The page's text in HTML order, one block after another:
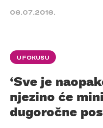
06.07.2016.
U FOKUSU
‘Sve je
njezino će
dugoročne